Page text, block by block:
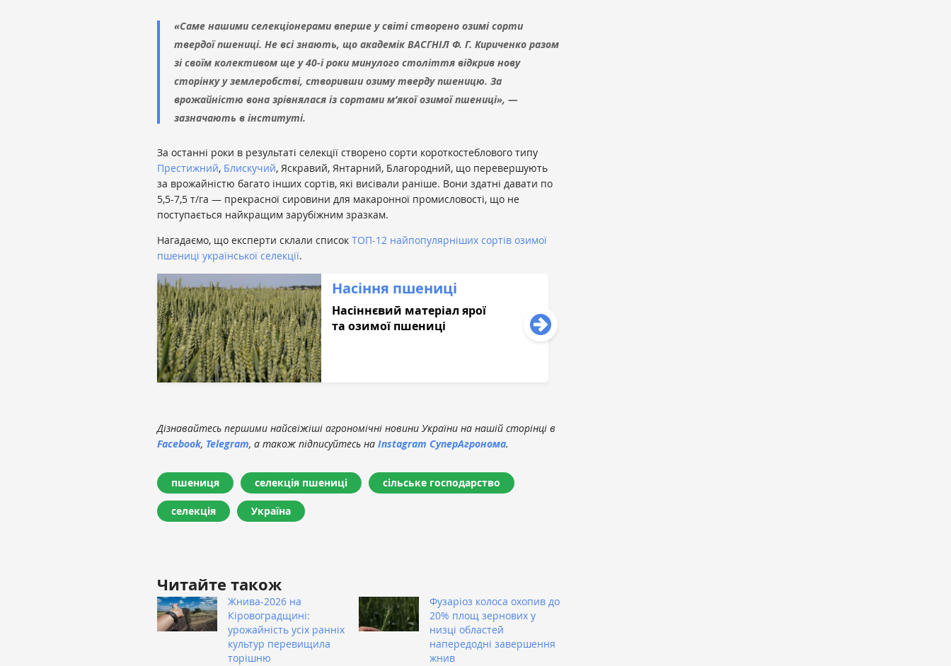
«Саме нашими селекціонерами вперше у світі створено озимі сорти
твердої пшениці. Не всі знають, що академік ВАСГНІЛ Ф. Г. Кириченко разом
зі своїм колективом ще у 40-і роки минулого століття відкрив нову
сторінку у землеробстві, створивши озиму тверду пшеницю. За
врожайністю вона зрівнялася із сортами м’якої озимої пшениці», —
зазначають в інституті.
За останні роки в результаті селекції створено сорти короткостеблового типу
Престижний, Блискучий, Яскравий, Янтарний, Благородний, що перевершують
за врожайністю багато інших сортів, які висівали раніше. Вони здатні давати по
5,5-7,5 т/га — прекрасної сировини для макаронної промисловості, що не
поступається найкращим зарубіжним зразкам.
Нагадаємо, що експерти склали список ТОП-12 найпопулярніших сортів озимої
пшениці української селекції.
Насіння пшениці
Насіннєвий матеріал ярої
та озимої пшениці
Дізнавайтесь першими найсвіжіші агрономічні новини України на нашій сторінці в
Facebook, Telegram, а також підписуйтесь на Instagram СуперАгронома.
пшениця селекція пшениці сільське господарство
селекція Україна
Читайте також
Жнива-2026 на
Кіровоградщині:
урожайність усіх ранніх
культур перевищила
торішню
Фузаріоз колоса охопив до
20% площ зернових у
низці областей
напередодні завершення
жнив